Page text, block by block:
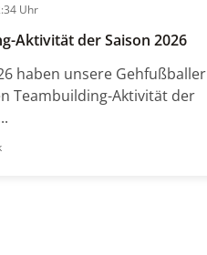
Uhr
Aktivität der Saison 2026
haben unsere Gehfußballer
Teambuilding-Aktivität der